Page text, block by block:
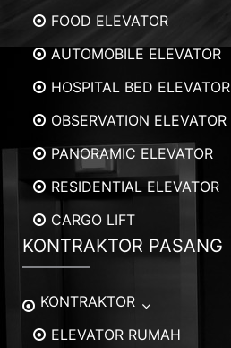
FOOD ELEVATOR
AUTOMOBILE ELEVATOR
HOSPITAL BED ELEVATOR
OBSERVATION ELEVATOR
PANORAMIC ELEVATOR
RESIDENTIAL ELEVATOR
CARGO LIFT
KONTRAKTOR PASANG
KONTRAKTOR
ELEVATOR RUMAH